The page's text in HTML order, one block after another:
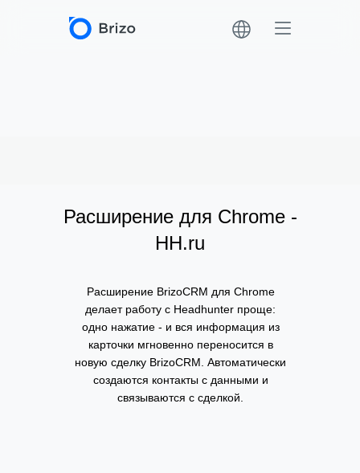
Расширение для Chrome -
HH.ru
Расширение BrizoCRM для Chrome
делает работу с Headhunter проще:
одно нажатие - и вся информация из
карточки мгновенно переносится в
новую сделку BrizoCRM. Автоматически
создаются контакты с данными и
связываются с сделкой.